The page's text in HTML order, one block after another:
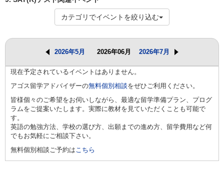
カテゴリでイベントを絞り込む
2026年5月 2026年06月 2026年7月
現在予定されているイベントはありません。
アゴス留学アドバイザーの無料個別相談をぜひご利用ください。
皆様個々のご希望をお伺いしながら、最適な留学準備プラン、プログ
ラムをご提案いたします。実際に教材を見ていただくことも可能で
す。
英語の勉強方法、学校の選び方、出願までの進め方、留学費用など何
でもお気軽にご相談下さい。
無料個別相談ご予約はこちら